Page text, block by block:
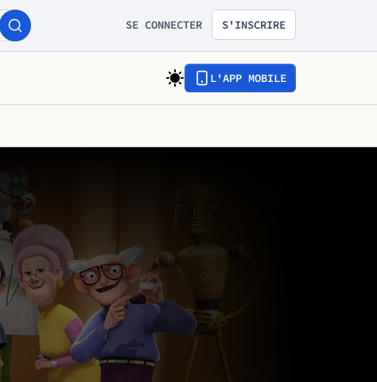
SE CONNECTER S'INSCRIRE
L'APP MOBILE